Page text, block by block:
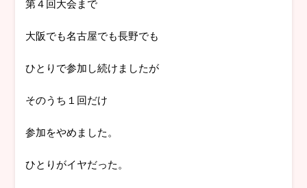
第４回大会まで
大阪でも名古屋でも長野でも
ひとりで参加し続けましたが
そのうち１回だけ
参加をやめました。
ひとりがイヤだった。